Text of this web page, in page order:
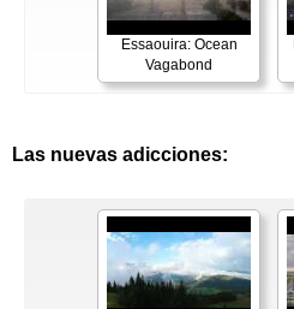
Essaouira: Ocean
Vagabond
Las nuevas adicciones: